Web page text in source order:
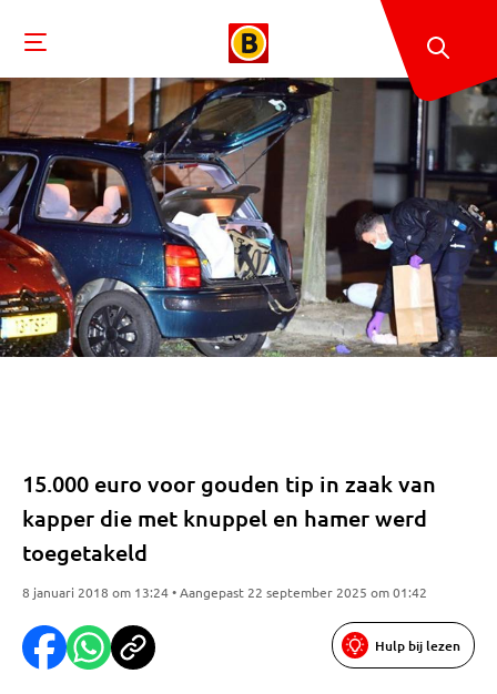
15.000 euro voor gouden tip in zaak van
kapper die met knuppel en hamer werd
toegetakeld
8 januari 2018 om 13:24 • Aangepast 22 september 2025 om 01:42
Hulp bij lezen